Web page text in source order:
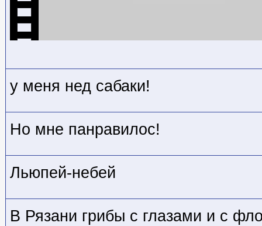
у меня нед сабаки!
Но мне панравилос!
Льюпей-небей
В Рязани грибы с глазами и с